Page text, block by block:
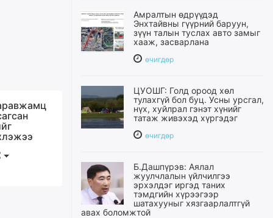
Амралтын өдрүүдэд
Энхтайвны гүүрний баруун,
зүүн талын туслах авто замыг
хааж, засварлана
өчигдѳр
ЦУОШГ: Голд ороод хөл
тулахгүй бол буц. Усны урсгал,
нүх, хуйлрал гэнэт хүнийг
татаж живэхэд хүргэдэг
өчигдѳр
Б.Дашпүрэв: Аялал
жуулчлалын үйлчилгээ
эрхэлдэг иргэд таних
тэмдгийн хүрээгээр
шатахууныг хязгаарлалтгүй
авах боломжтой